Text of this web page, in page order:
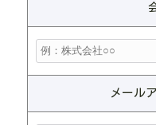
メール